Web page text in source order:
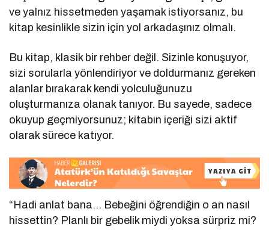
ve yalnız hissetmeden yaşamak istiyorsanız, bu
kitap kesinlikle sizin için yol arkadaşınız olmalı.
Bu kitap, klasik bir rehber değil. Sizinle konuşuyor,
sizi sorularla yönlendiriyor ve doldurmanız gereken
alanlar bırakarak kendi yolculuğunuzu
oluşturmanıza olanak tanıyor. Bu sayede, sadece
okuyup geçmiyorsunuz; kitabın içeriği sizi aktif
olarak sürece katıyor.
“Hadi anlat bana… Bebeğini öğrendiğin o an nasıl
hissettin? Planlı bir gebelik miydi yoksa sürpriz mi?